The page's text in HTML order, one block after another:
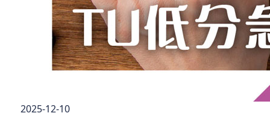
2025-12-10